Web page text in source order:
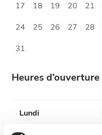
17
18 19 20 21
24
25 26 27 28
31
Heures d’ouverture
Lundi